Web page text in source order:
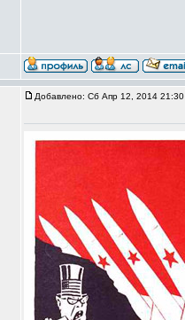
Добавлено: Сб Апр 12, 2014 21:30